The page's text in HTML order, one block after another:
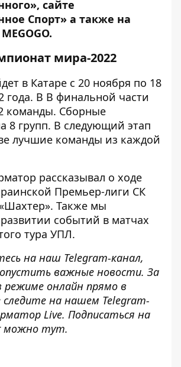
сайте
Спорт» а также на
мира-2022
в Катаре с 20 ноября по 18
года. В В финальной части
команды. Сборные
8 групп. В следующий этап
лучшие команды из каждой
рассказывал о ходе
Премьер-лиги СК
. Также мы
событий в матчах
тура УПЛ.
на наш Telegram-канал,
важные новости. За
режиме онлайн прямо в
следите на нашем Telegram-
Live. Подписаться на
можно тут.